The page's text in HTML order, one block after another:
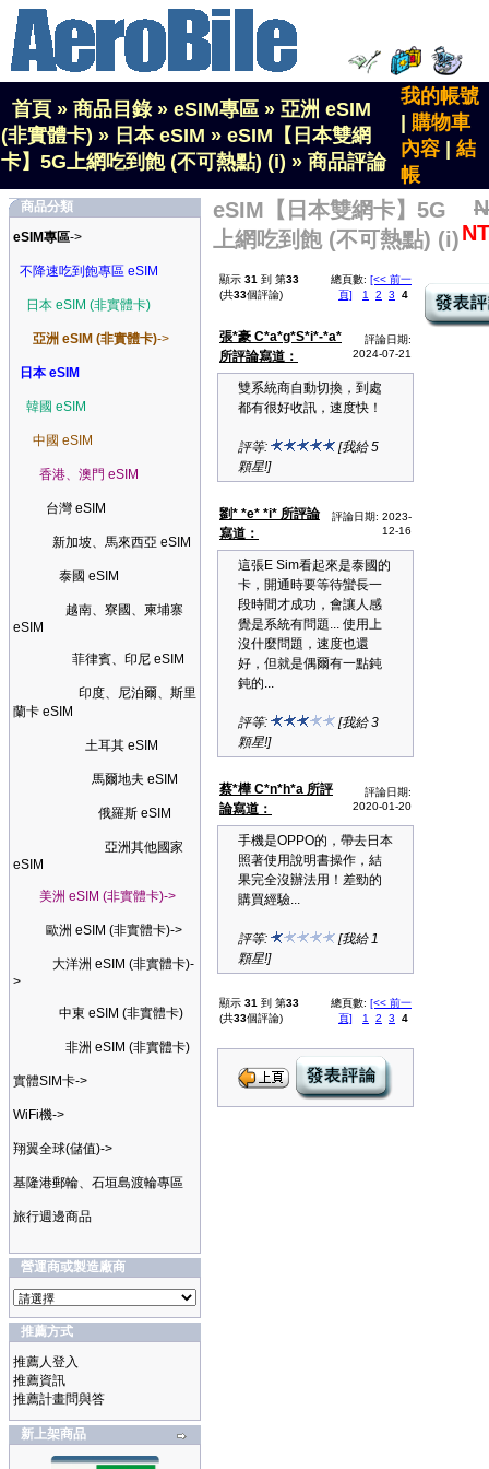
首頁 » 商品目錄» eSIM專區 » 亞洲 eSIM
(非實體卡) » 日本 eSIM » eSIM【日本雙網
卡】5G上網吃到飽 (不可熱點) (i) » 商品評論
我的帳號
購物車
內容
結
帳
商品分類
eSIM專區->
不降速吃到飽專區 eSIM
日本 eSIM (非實體卡)
亞洲 eSIM (非實體卡)->
日本 eSIM
韓國 eSIM
中國 eSIM
香港、澳門 eSIM
台灣 eSIM
新加坡、馬來西亞 eSIM
泰國 eSIM
越南、寮國、柬埔寨
eSIM
菲律賓、印尼 eSIM
印度、尼泊爾、斯里
蘭卡 eSIM
土耳其 eSIM
馬爾地夫 eSIM
俄羅斯 eSIM
亞洲其他國家
eSIM
美洲 eSIM (非實體卡)->
歐洲 eSIM (非實體卡)->
大洋洲 eSIM (非實體卡)-
>
中東 eSIM (非實體卡)
非洲 eSIM (非實體卡)
實體SIM卡->
WiFi機->
翔翼全球(儲值)->
基隆港郵輪、石垣島渡輪專區
旅行週邊商品
營運商或製造廠商
推薦方式
推薦人登入
推薦資訊
推薦計畫問與答
新上架商品
eSIM【日本雙網卡】5G
上網吃到飽 (不可熱點) (i)
顯示 31 到 第33
(共33個評論)
總頁數: [<< 前一
頁]
1 2 3 4
張*豪 C*a*g*S*i*-*a*
所評論寫道：
評論日期:
2024-07-21
雙系統商自動切換，到處
都有很好收訊，速度快！
評等:
[我給 5
顆星!]
劉* *e* *i* 所評論
寫道：
評論日期: 2023-
12-16
這張E Sim看起來是泰國的
卡，開通時要等待蠻長一
段時間才成功，會讓人感
覺是系統有問題... 使用上
沒什麼問題，速度也還
好，但就是偶爾有一點鈍
鈍的...
評等:
[我給 3
顆星!]
蔡*樺 C*n*h*a 所評
論寫道：
評論日期:
2020-01-20
手機是OPPO的，帶去日本
照著使用說明書操作，結
果完全沒辦法用！差勁的
購買經驗...
評等:
[我給 1
顆星!]
顯示 31 到 第33
(共33個評論)
總頁數: [<< 前一
頁]
1 2 3 4